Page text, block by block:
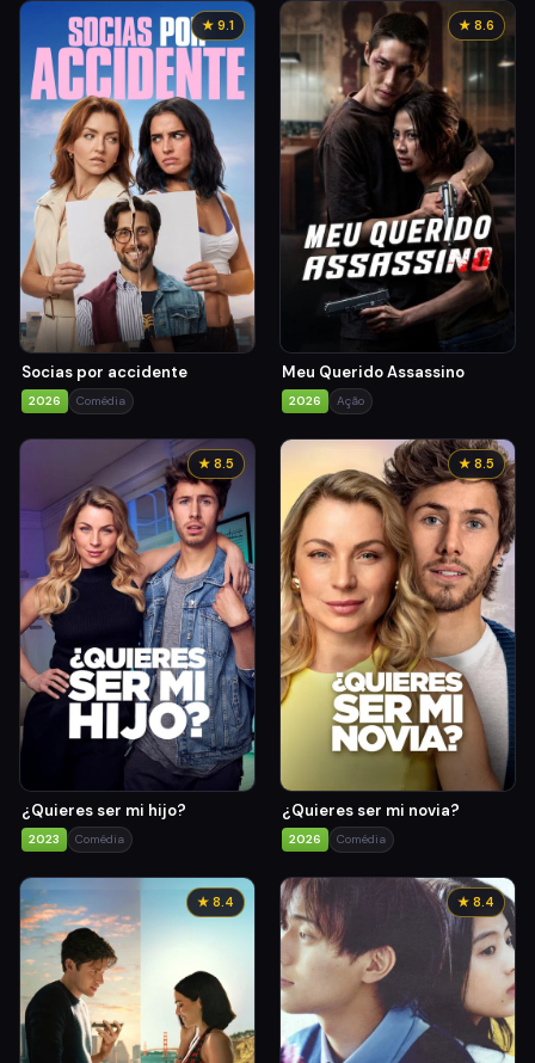
★ 9.1
Socias por accidente
2026 Comédia
★ 8.6
Meu Querido Assassino
2026 Ação
★ 8.5
¿Quieres ser mi hijo?
2023 Comédia
★ 8.5
¿Quieres ser mi novia?
2026 Comédia
★ 8.4 ★ 8.4